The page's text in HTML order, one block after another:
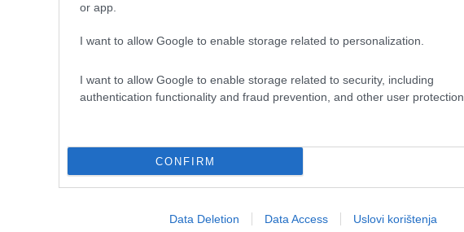
or app.
I want to allow Google to enable storage related to personalization.
I want to allow Google to enable storage related to security, including
authentication functionality and fraud prevention, and other user protection.
CONFIRM
Data Deletion Data Access Uslovi korištenja